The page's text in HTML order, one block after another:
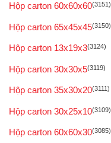
Hộp carton 60x60x60(3151)
Hộp carton 65x45x45(3150)
Hộp carton 13x19x3(3124)
Hộp carton 30x30x5(3119)
Hộp carton 35x30x20(3111)
Hộp carton 30x25x10(3109)
Hộp carton 60x60x30(3085)